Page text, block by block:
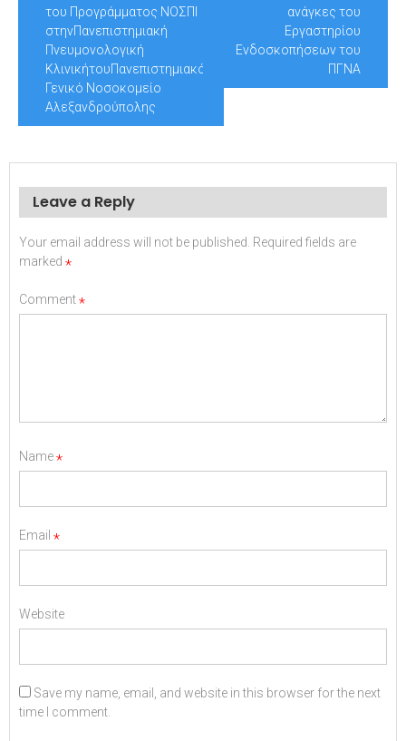
του Προγράμματος ΝΟΣΠΙ
στηνΠανεπιστημιακή
Πνευμονολογική
ΚλινικήτουΠανεπιστημιακό
Γενικό Νοσοκομείο
Αλεξανδρούπολης
ανάγκες του
Εργαστηρίου
Ενδοσκοπήσεων του
ΠΓΝΑ
Leave a Reply
Your email address will not be published.
Required fields are
marked *
Comment*
Name*
Email *
Website
Save my name, email, and website in this browser for the next
time I comment.